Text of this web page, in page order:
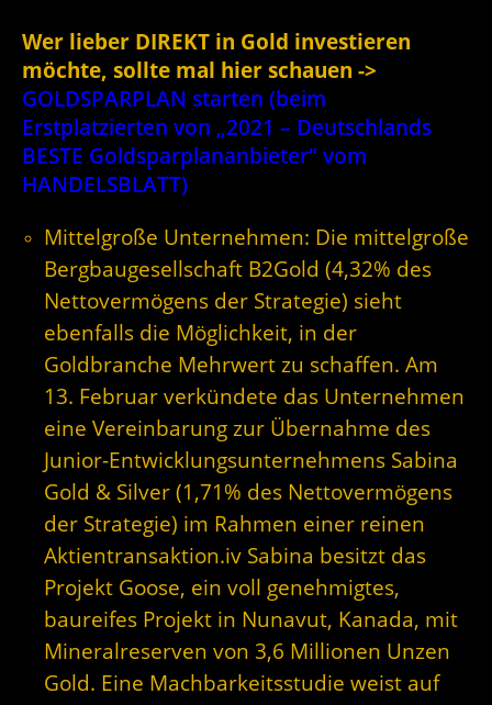
Wer lieber DIREKT in Gold investieren
möchte, sollte mal hier schauen ->
GOLDSPARPLAN starten (beim
Erstplatzierten von „2021 – Deutschlands
BESTE Goldsparplananbieter“ vom
HANDELSBLATT)
Mittelgroße Unternehmen: Die mittelgroße
Bergbaugesellschaft B2Gold (4,32% des
Nettovermögens der Strategie) sieht
ebenfalls die Möglichkeit, in der
Goldbranche Mehrwert zu schaffen. Am
13. Februar verkündete das Unternehmen
eine Vereinbarung zur Übernahme des
Junior-Entwicklungsunternehmens Sabina
Gold & Silver (1,71% des Nettovermögens
der Strategie) im Rahmen einer reinen
Aktientransaktion.iv Sabina besitzt das
Projekt Goose, ein voll genehmigtes,
baureifes Projekt in Nunavut, Kanada, mit
Mineralreserven von 3,6 Millionen Unzen
Gold. Eine Machbarkeitsstudie weist auf